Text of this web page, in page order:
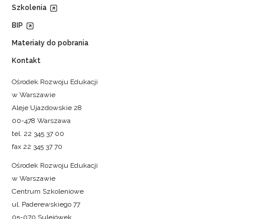
Szkolenia
BIP
Materiały do pobrania
Kontakt
Ośrodek Rozwoju Edukacji
w Warszawie
Aleje Ujazdowskie 28
00-478 Warszawa
tel. 22 345 37 00
fax 22 345 37 70
Ośrodek Rozwoju Edukacji
w Warszawie
Centrum Szkoleniowe
ul. Paderewskiego 77
05-070 Sulejówek